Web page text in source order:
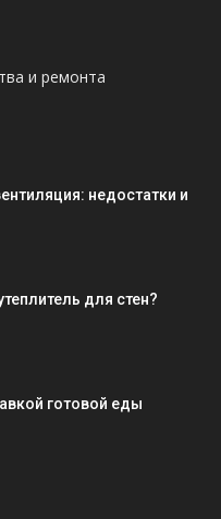
и ремонта
недостатки и
для стен?
готовой еды